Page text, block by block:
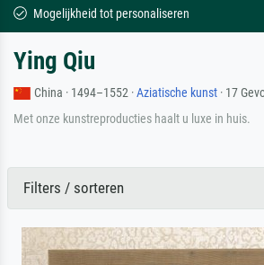
Mogelijkheid tot personaliseren
Ying Qiu
China · 1494–1552 ·Aziatische kunst · 17
Met onze kunstreproducties haalt u luxe in huis.
Filters / sorteren